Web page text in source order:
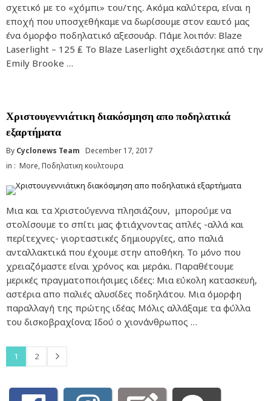
σχετικό με το «χόμπι» του/της. Ακόμα καλύτερα, είναι η
εποχή που υποσχεθήκαμε να δωρίσουμε στον εαυτό μας
ένα όμορφο ποδηλατικό αξεσουάρ. Πάμε λοιπόν: Blaze
Laserlight – 125 ₤ Το Blaze Laserlight σχεδιάστηκε από την
Emily Brooke …
Χριστουγεννιάτικη διακόσμηση απο ποδηλατικά
εξαρτήματα
By Cyclonews Team December 17, 2017
in : More,Ποδηλατικη κουλτουρα
Μια και τα Χριστούγεννα πλησιάζουν, μπορούμε να
στολίσουμε το σπίτι μας φτιάχνοντας απλές -αλλά και
περίτεχνες- γιορταστικές δημιουργίες, απο παλιά
ανταλλακτικά που έχουμε στην αποθήκη. Το μόνο που
χρειαζόμαστε είναι χρόνος και μεράκι. Παραθέτουμε
μερικές πραγματοποιήσιμες ιδέες: Μια εύκολη κατασκευή,
αστέρια απο παλιές αλυσίδες ποδηλάτου. Μια όμορφη
παραλλαγή της πρώτης ιδέας Μόλις αλλάξαμε τα φύλλα
του δισκοβραχίονα; Ιδού ο χιονάνθρωπος …
1 2